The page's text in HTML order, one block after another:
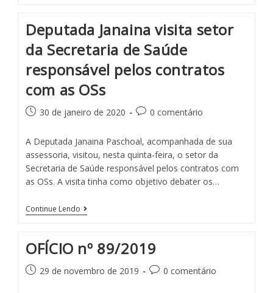
Deputada Janaina visita setor
da Secretaria de Saúde
responsável pelos contratos
com as OSs
30 de janeiro de 2020 0 comentário
A Deputada Janaina Paschoal, acompanhada de sua
assessoria, visitou, nesta quinta-feira, o setor da
Secretaria de Saúde responsável pelos contratos com
as OSs. A visita tinha como objetivo debater os…
Continue Lendo
OFÍCIO nº 89/2019
29 de novembro de 2019 0 comentário